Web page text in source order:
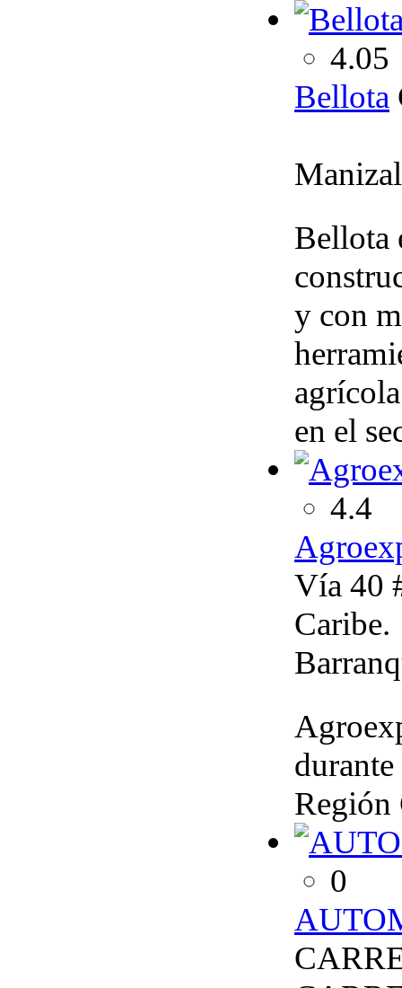
4.05
Bellota
Bellota
y con
en el
4.4
Vía 40
Caribe.
Región
0